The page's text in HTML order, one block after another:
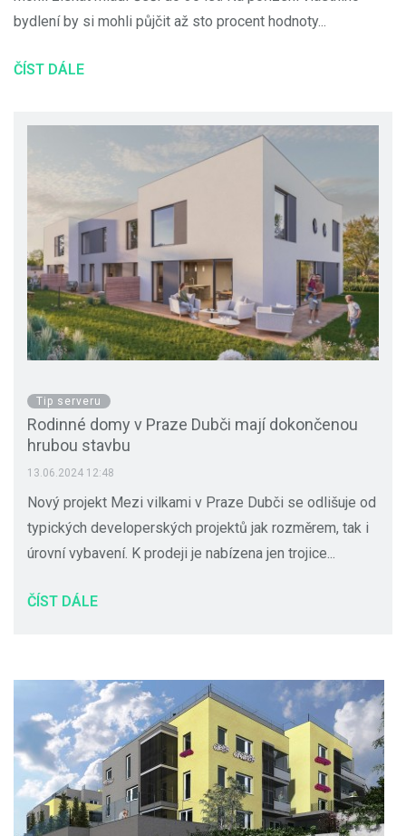
bydlení by si mohli půjčit až sto procent hodnoty...
ČÍST DÁLE
Tip serveru
Rodinné domy v Praze Dubči mají dokončenou
hrubou stavbu
13.06.2024 12:48
Nový projekt Mezi vilkami v Praze Dubči se odlišuje od
typických developerských projektů jak rozměrem, tak i
úrovní vybavení. K prodeji je nabízena jen trojice...
ČÍST DÁLE